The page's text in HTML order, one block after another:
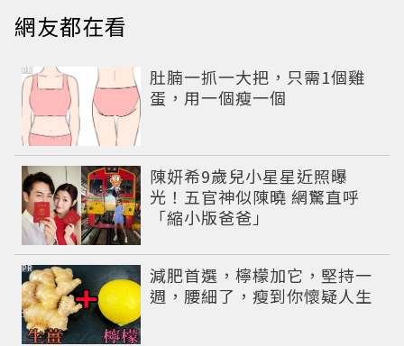
網友都在看
肚腩一抓一大把，只需1個雞
蛋，用一個瘦一個
PR
陳妍希9歲兒小星星近照曝
光！五官神似陳曉 網驚直呼
「縮小版爸爸」
減肥首選，檸檬加它，堅持一
週，腰細了，瘦到你懷疑人生
PR